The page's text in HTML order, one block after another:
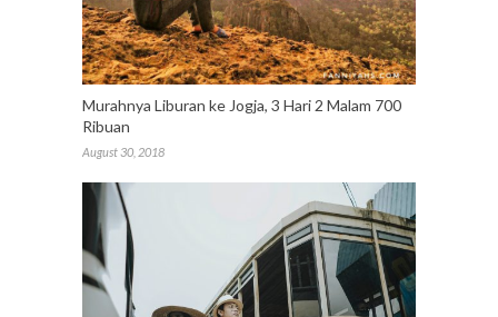
Murahnya Liburan ke Jogja, 3 Hari 2 Malam 700
Ribuan
August 30, 2018